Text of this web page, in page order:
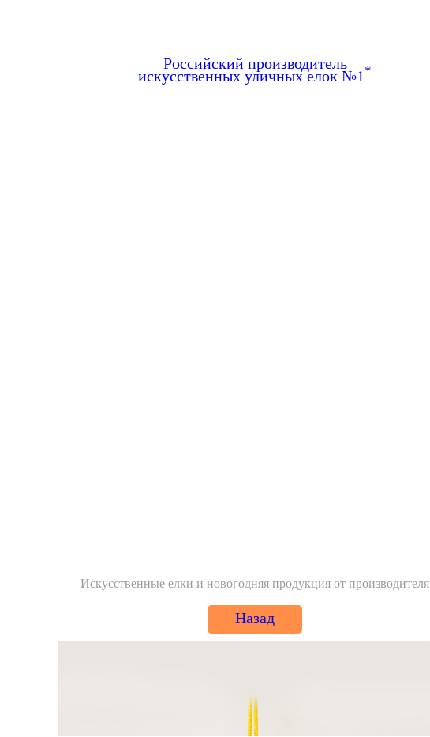
Российский производитель
искусственных уличных елок №1 *
Искусственные елки и новогодняя продукция от производителя
Назад